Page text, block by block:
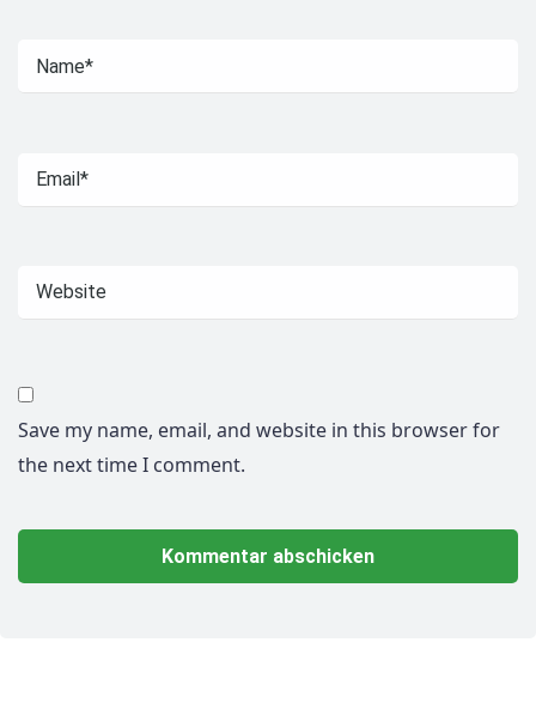
Save my name, email, and website in this browser for
the next time I comment.